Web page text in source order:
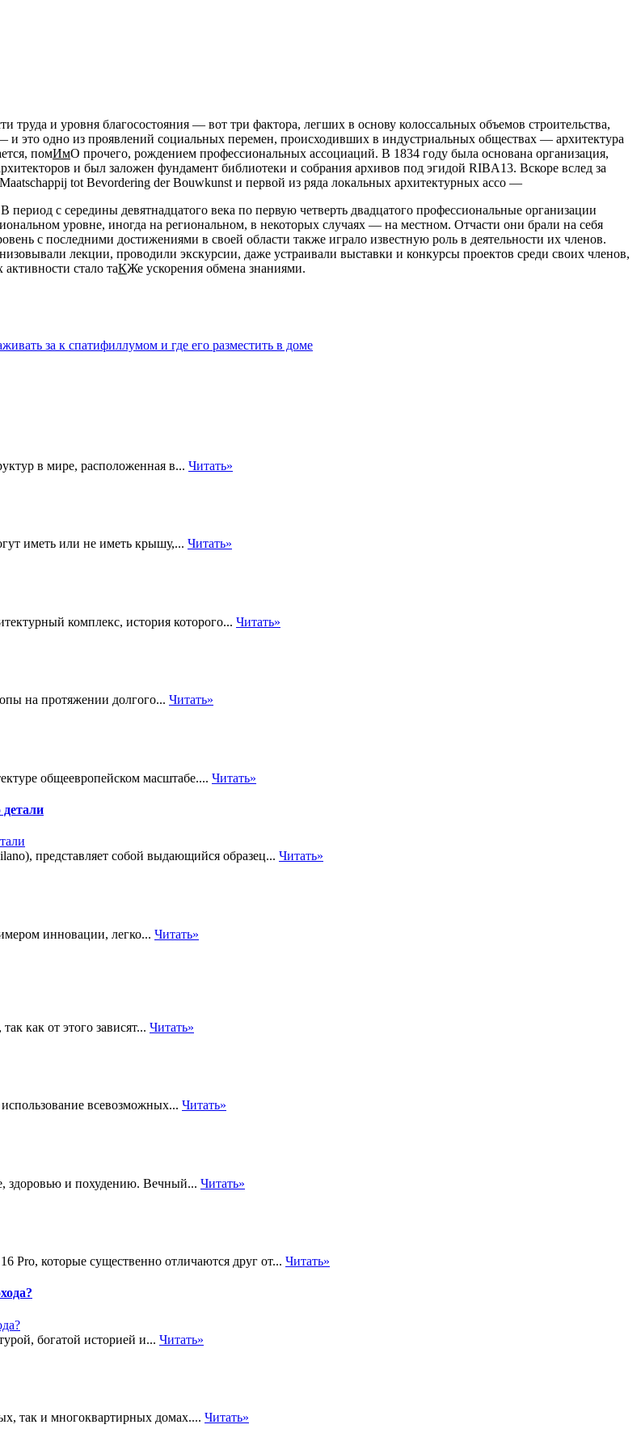
труда и уровня благосостояния — вот три фактора, легших в основу колоссальных объемов строительства,
это одно из проявлений социальных перемен, происходивших в индустриальных обществах — архитектура
помИмО прочего, рождением профессиональных ассоциаций. В 1834 году была основана организация,
и был заложен фундамент библиотеки и собрания архивов под эгидой RIBA13. Вскоре вслед за
tot Bevordering der Bouwkunst и первой из ряда локальных архитектурных ассо —
с середины девятнадцатого века по первую четверть двадцатого профессиональные организации
уровне, иногда на региональном, в некоторых случаях — на местном. Отчасти они брали на себя
с последними достижениями в своей области также играло известную роль в деятельности их членов.
лекции, проводили экскурсии, даже устраивали выставки и конкурсы проектов среди своих членов,
стало таКЖе ускорения обмена знаниями.
за к спатифиллумом и где его разместить в доме
в мире, расположенная в... Читать»
иметь или не иметь крышу,... Читать»
комплекс, история которого... Читать»
на протяжении долгого... Читать»
общеевропейском масштабе.... Читать»
представляет собой выдающийся образец... Читать»
инновации, легко... Читать»
как от этого зависят... Читать»
всевозможных... Читать»
здоровью и похудению. Вечный... Читать»
Pro, которые существенно отличаются друг от... Читать»
богатой историей и... Читать»
так и многоквартирных домах.... Читать»